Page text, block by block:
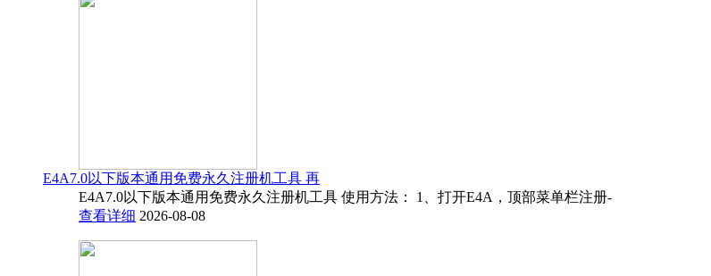
E4A7.0以下版本通用免费永久注册机工具 再
E4A7.0以下版本通用免费永久注册机工具 使用方法： 1、打开E4A，顶部菜单栏注册-
查看详细 2026-08-08